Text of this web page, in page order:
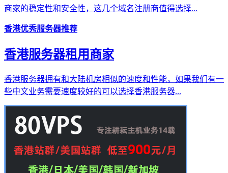
商家的稳定性和安全性，这几个域名注册商值得选择...
香港优秀服务器推荐
香港服务器租用商家
香港服务器拥有和大陆机房相似的速度和性能，如果我们有一
些中文业务需要速度较好的可以选择香港服务器...